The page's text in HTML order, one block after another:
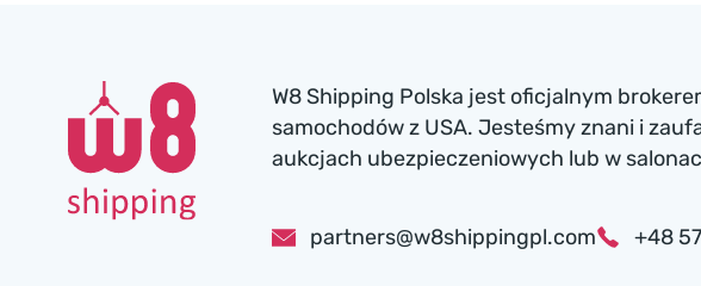
W8 Shipping Polska jest oficjalnym
samochodów z USA. Jesteśmy znani i
aukcjach ubezpieczeniowych lub w
partners@w8shippingpl.com +48